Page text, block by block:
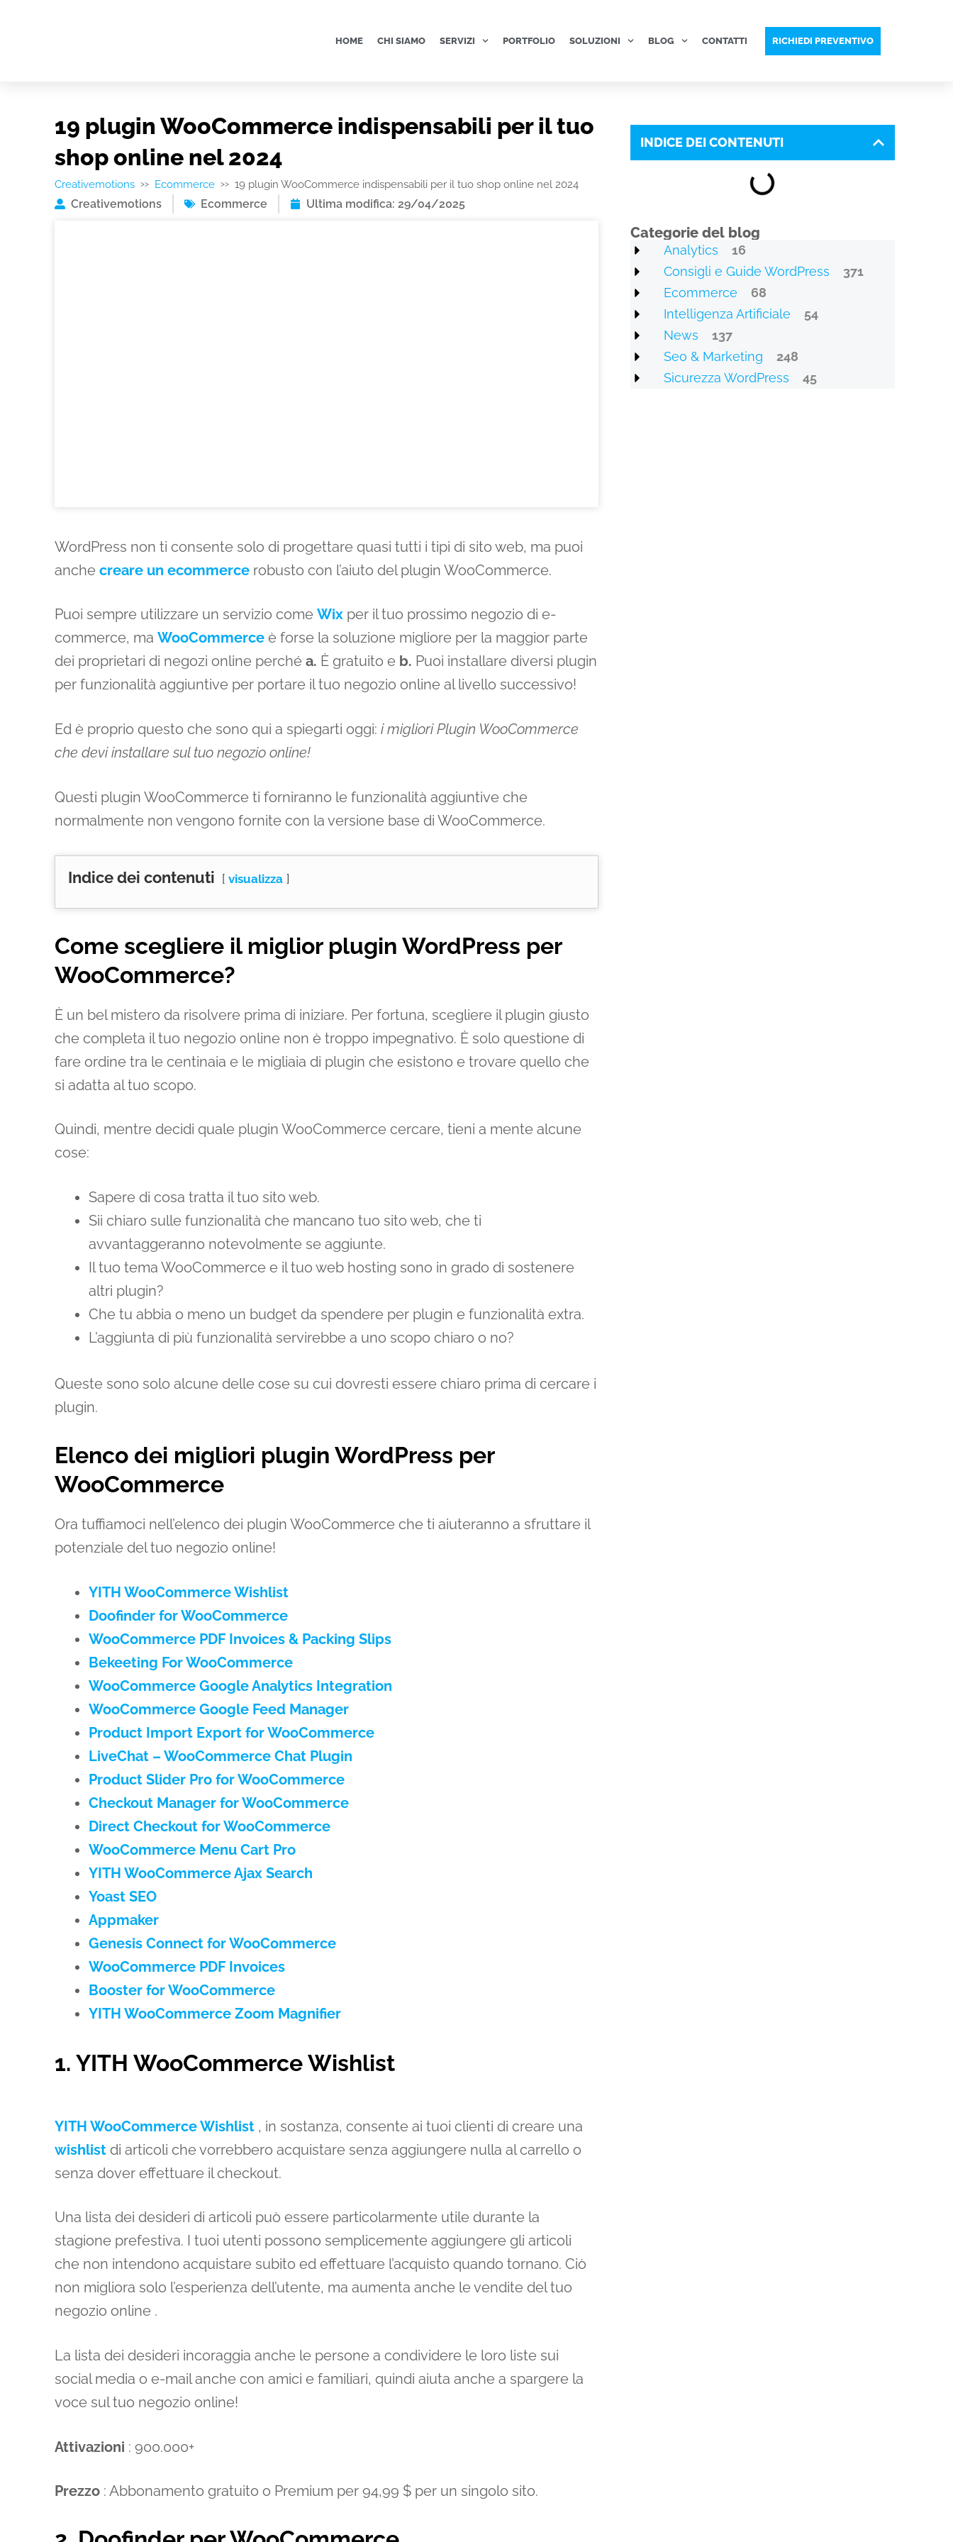
HOME CHI SIAMO SERVIZI PORTFOLIO SOLUZIONI BLOG CONTATTI RICHIEDI PREVENTIVO
19 plugin WooCommerce indispensabili per il tuo
shop online nel 2024
Creativemotions >> Ecommerce >> 19 plugin WooCommerce indispensabili per il tuo shop online nel 2024
Creativemotions Ecommerce Ultima modifica: 29/04/2025
WordPress non ti consente solo di progettare quasi tutti i tipi di sito web, ma puoi
anche creare un ecommerce robusto con l’aiuto del plugin WooCommerce.
Puoi sempre utilizzare un servizio come Wix per il tuo prossimo negozio di e-
commerce, ma WooCommerce è forse la soluzione migliore per la maggior parte
dei proprietari di negozi online perché a. È gratuito e b. Puoi installare diversi plugin
per funzionalità aggiuntive per portare il tuo negozio online al livello successivo!
Ed è proprio questo che sono qui a spiegarti oggi: i migliori Plugin WooCommerce
che devi installare sul tuo negozio online!
Questi plugin WooCommerce ti forniranno le funzionalità aggiuntive che
normalmente non vengono fornite con la versione base di WooCommerce.
Indice dei contenuti visualizza
Come scegliere il miglior plugin WordPress per
WooCommerce?
È un bel mistero da risolvere prima di iniziare. Per fortuna, scegliere il plugin giusto
che completa il tuo negozio online non è troppo impegnativo. È solo questione di
fare ordine tra le centinaia e le migliaia di plugin che esistono e trovare quello che
si adatta al tuo scopo.
Quindi, mentre decidi quale plugin WooCommerce cercare, tieni a mente alcune
cose:
Sapere di cosa tratta il tuo sito web.
Sii chiaro sulle funzionalità che mancano tuo sito web, che ti
avvantaggeranno notevolmente se aggiunte.
Il tuo tema WooCommerce e il tuo web hosting sono in grado di sostenere
altri plugin?
Che tu abbia o meno un budget da spendere per plugin e funzionalità extra.
L’aggiunta di più funzionalità servirebbe a uno scopo chiaro o no?
Queste sono solo alcune delle cose su cui dovresti essere chiaro prima di cercare i
plugin.
Elenco dei migliori plugin WordPress per
WooCommerce
Ora tuffiamoci nell’elenco dei plugin WooCommerce che ti aiuteranno a sfruttare il
potenziale del tuo negozio online!
YITH WooCommerce Wishlist
Doofinder for WooCommerce
WooCommerce PDF Invoices & Packing Slips
Bekeeting For WooCommerce
WooCommerce Google Analytics Integration
WooCommerce Google Feed Manager
Product Import Export for WooCommerce
LiveChat – WooCommerce Chat Plugin
Product Slider Pro for WooCommerce
Checkout Manager for WooCommerce
Direct Checkout for WooCommerce
WooCommerce Menu Cart Pro
YITH WooCommerce Ajax Search
Yoast SEO
Appmaker
Genesis Connect for WooCommerce
WooCommerce PDF Invoices
Booster for WooCommerce
YITH WooCommerce Zoom Magnifier
1. YITH WooCommerce Wishlist
YITH WooCommerce Wishlist , in sostanza, consente ai tuoi clienti di creare una
wishlist di articoli che vorrebbero acquistare senza aggiungere nulla al carrello o
senza dover effettuare il checkout.
Una lista dei desideri di articoli può essere particolarmente utile durante la
stagione prefestiva. I tuoi utenti possono semplicemente aggiungere gli articoli
che non intendono acquistare subito ed effettuare l’acquisto quando tornano. Ciò
non migliora solo l’esperienza dell’utente, ma aumenta anche le vendite del tuo
negozio online .
La lista dei desideri incoraggia anche le persone a condividere le loro liste sui
social media o e-mail anche con amici e familiari, quindi aiuta anche a spargere la
voce sul tuo negozio online!
Attivazioni : 900.000+
Prezzo : Abbonamento gratuito o Premium per 94,99 $ per un singolo sito.
INDICE DEI CONTENUTI
Categorie del blog
Analytics
16
Consigli e Guide WordPress
371
Ecommerce
68
Intelligenza Artificiale
54
News
137
Seo & Marketing
248
Sicurezza WordPress
45